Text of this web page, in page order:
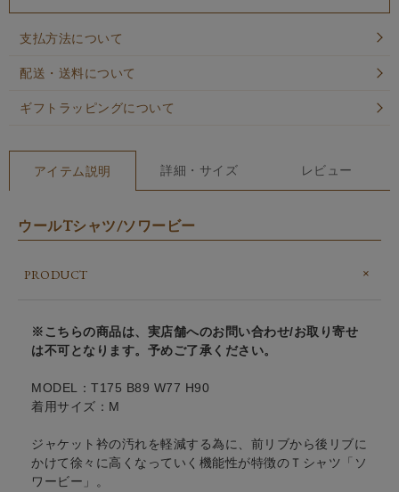
支払方法について
配送・送料について
ギフトラッピングについて
アイテム説明 詳細・サイズ レビュー
ウールTシャツ/ソワービー
PRODUCT
※こちらの商品は、実店舗へのお問い合わせ/お取り寄せ
は不可となります。予めご了承ください。
MODEL：T175 B89 W77 H90
着用サイズ：M
ジャケット衿の汚れを軽減する為に、前リブから後リブに
かけて徐々に高くなっていく機能性が特徴のＴシャツ「ソ
ワービー」。